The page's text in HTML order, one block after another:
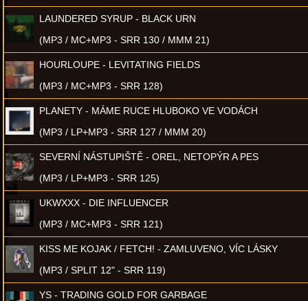
LAUNDERED SYRUP - BLACK URN
(MP3 / MC+MP3 - SRR 130 / MMM 21)
HOURLOUPE - LEVITATING FIELDS
(MP3 / MC+MP3 - SRR 128)
PLANETY - MÁME RUCE HLUBOKO VE VODÁCH
(MP3 / LP+MP3 - SRR 127 / MMM 20)
SEVERNÍ NÁSTUPIŠTĚ - OREL, NETOPÝR A PES
(MP3 / LP+MP3 - SRR 125)
UKWXXX - DIE INFLUENCER
(MP3 / MC+MP3 - SRR 121)
KISS ME KOJAK / FETCH! - ZAMLUVENO, VÍC LÁSKY
(MP3 / SPLIT 12" - SRR 119)
YS - TRADING GOLD FOR GARBAGE